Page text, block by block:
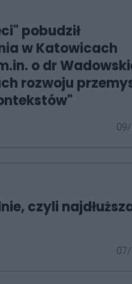
pobudził
w Katowicach
o dr
rozwoju
czyli